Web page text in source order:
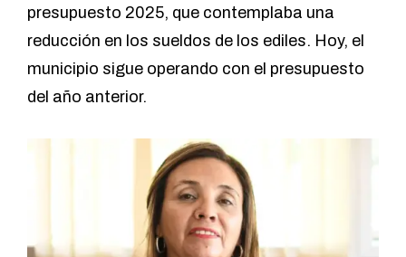
presupuesto 2025, que contemplaba una
reducción en los sueldos de los ediles. Hoy, el
municipio sigue operando con el presupuesto
del año anterior.